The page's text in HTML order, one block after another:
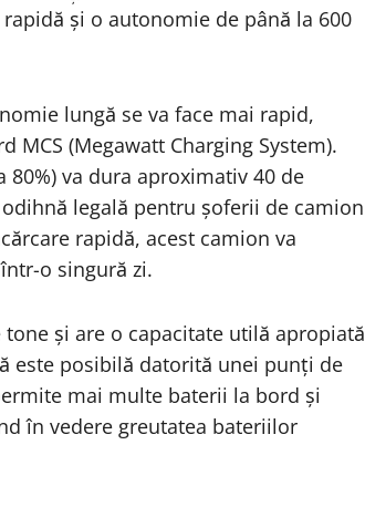
și o autonomie de până la 600
lungă se va face mai rapid,
(Megawatt Charging System).
va dura aproximativ 40 de
legală pentru șoferii de camion
rapidă, acest camion va
o singură zi.
și are o capacitate utilă apropiată
este posibilă datorită unei punți de
mai multe baterii la bord și
în vedere greutatea bateriilor